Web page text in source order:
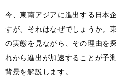
今、東南アジアに進出する日本
すが、それはなぜでしょうか。
の実態を見ながら、その理由を
れから進出が加速することが予
背景を解説します。